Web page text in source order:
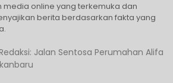
media online yang terkemuka dan
berita berdasarkan fakta yang
Jalan Sentosa Perumahan Alifa